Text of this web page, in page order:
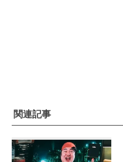
関連記事